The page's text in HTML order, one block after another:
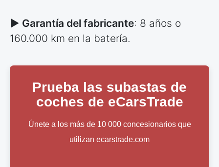
► Garantía del fabricante: 8 años o
160.000 km en la batería.
Prueba las subastas de
coches de eCarsTrade
Únete a los más de 10 000 concesionarios que
utilizan ecarstrade.com